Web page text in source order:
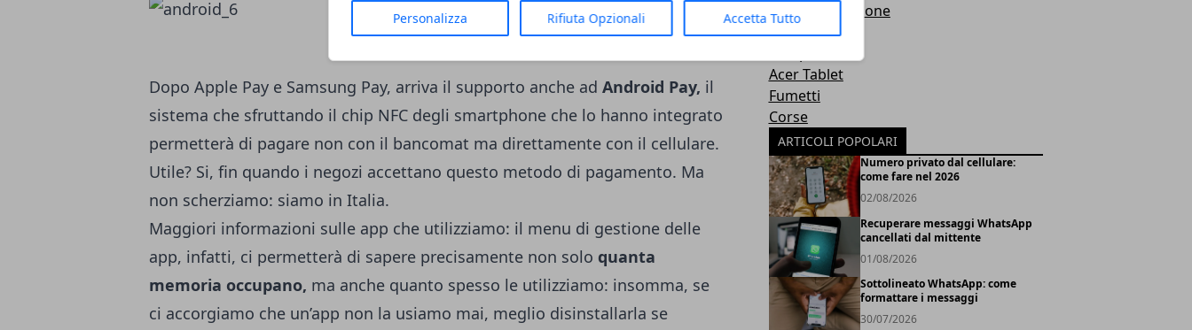
Personalizza Rifiuta Opzionali Accetta Tutto
Dopo Apple Pay e Samsung Pay, arriva il supporto anche ad Android Pay, il
sistema che sfruttando il chip NFC degli smartphone che lo hanno integrato
permetterà di pagare non con il bancomat ma direttamente con il cellulare.
Utile? Si, fin quando i negozi accettano questo metodo di pagamento. Ma
non scherziamo: siamo in Italia.
Maggiori informazioni sulle app che utilizziamo: il menu di gestione delle
app, infatti, ci permetterà di sapere precisamente non solo quanta
memoria occupano, ma anche quanto spesso le utilizziamo: insomma, se
ci accorgiamo che un’app non la usiamo mai, meglio disinstallarla se
Personalizzazione
Htc
Acer Tablet
Fumetti
Corse
ARTICOLI POPOLARI
Numero privato dal cellulare:
come fare nel 2026
02/08/2026
Recuperare messaggi WhatsApp
cancellati dal mittente
01/08/2026
Sottolineato WhatsApp: come
formattare i messaggi
30/07/2026